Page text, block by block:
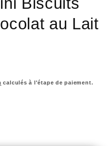
au Lait
calculés à l'étape de paiement.